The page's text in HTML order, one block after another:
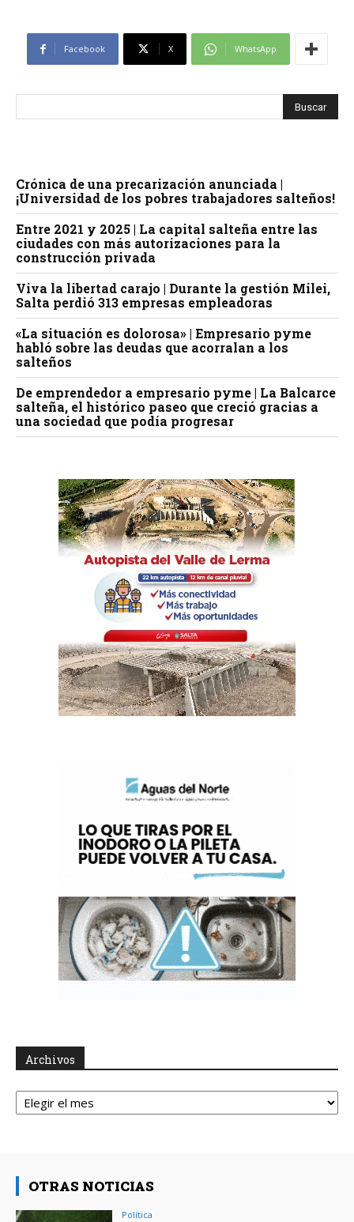
Facebook X WhatsApp
Crónica de una precarización anunciada |
¡Universidad de los pobres trabajadores salteños!
Entre 2021 y 2025 | La capital salteña entre las
ciudades con más autorizaciones para la
construcción privada
Viva la libertad carajo | Durante la gestión Milei,
Salta perdió 313 empresas empleadoras
«La situación es dolorosa» | Empresario pyme
habló sobre las deudas que acorralan a los
salteños
De emprendedor a empresario pyme | La Balcarce
salteña, el histórico paseo que creció gracias a
una sociedad que podía progresar
Archivos
Archivos
OTRAS NOTICIAS
Política